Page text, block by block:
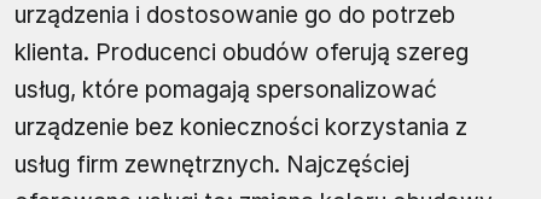
urządzenia i dostosowanie go do potrzeb
klienta. Producenci obudów oferują szereg
usług, które pomagają spersonalizować
urządzenie bez konieczności korzystania z
usług firm zewnętrznych. Najczęściej